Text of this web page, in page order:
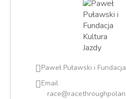
Paweł Puławski i
Email